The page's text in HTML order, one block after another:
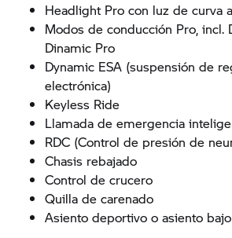
Headlight Pro con luz de curva
Modos de conducción Pro, incl.
Dinamic Pro
Dynamic ESA (suspensión de
electrónica)
Keyless Ride
Llamada de emergencia
RDC (Control de presión de
Chasis rebajado
Control de crucero
Quilla de carenado
Asiento deportivo o asiento bajo